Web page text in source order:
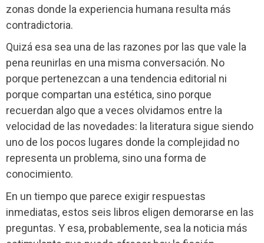
zonas donde la experiencia humana resulta más
contradictoria.
Quizá esa sea una de las razones por las que vale la
pena reunirlas en una misma conversación. No
porque pertenezcan a una tendencia editorial ni
porque compartan una estética, sino porque
recuerdan algo que a veces olvidamos entre la
velocidad de las novedades: la literatura sigue siendo
uno de los pocos lugares donde la complejidad no
representa un problema, sino una forma de
conocimiento.
En un tiempo que parece exigir respuestas
inmediatas, estos seis libros eligen demorarse en las
preguntas. Y esa, probablemente, sea la noticia más